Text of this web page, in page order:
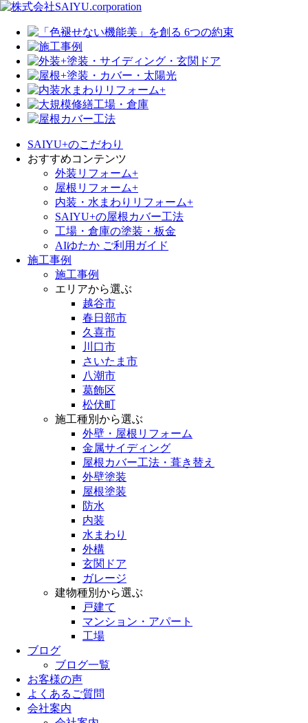
SAIYU+のこだわり
おすすめコンテンツ
外装リフォーム+
屋根リフォーム+
内装・水まわりリフォーム+
SAIYU+の屋根カバー工法
工場・倉庫の塗装・板金
AIゆたか ご利用ガイド
施工事例
施工事例
エリアから選ぶ
越谷市
春日部市
久喜市
川口市
さいたま市
八潮市
葛飾区
松伏町
施工種別から選ぶ
外壁・屋根リフォーム
金属サイディング
屋根カバー工法・葺き替え
外壁塗装
屋根塗装
防水
内装
水まわり
外構
玄関ドア
ガレージ
建物種別から選ぶ
戸建て
マンション・アパート
工場
ブログ
ブログ一覧
お客様の声
よくあるご質問
会社案内